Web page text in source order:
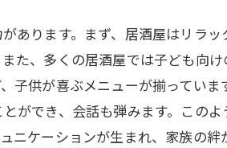
あります。まず、居酒屋はリラ
た、多くの居酒屋では子ども向
子供が喜ぶメニューが揃ってい
ができ、会話も弾みます。この
ケーションが生まれ、家族の絆